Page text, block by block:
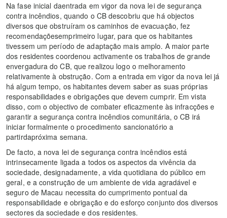
Na fase inicial daentrada em vigor da nova lei de segurança
contra incêndios, quando o CB descobriu que há objectos
diversos que obstruíram os caminhos de evacuação, fez
recomendaçõesemprimeiro lugar, para que os habitantes
tivessem um período de adaptação mais amplo. A maior parte
dos residentes coordenou activamente os trabalhos de grande
envergadura do CB, que realizou logo o melhoramento
relativamente à obstrução. Com a entrada em vigor da nova lei já
há algum tempo, os habitantes devem saber as suas próprias
responsabilidades e obrigações que devem cumprir. Em vista
disso, com o objectivo de combater eficazmente às infracções e
garantir a segurança contra incêndios comunitária, o CB irá
iniciar formalmente o procedimento sancionatório a
partirdapróxima semana.
De facto, a nova lei de segurança contra incêndios está
intrinsecamente ligada a todos os aspectos da vivência da
sociedade, designadamente, a vida quotidiana do público em
geral, e a construção de um ambiente de vida agradável e
seguro de Macau necessita do cumprimento pontual da
responsabilidade e obrigação e do esforço conjunto dos diversos
sectores da sociedade e dos residentes.